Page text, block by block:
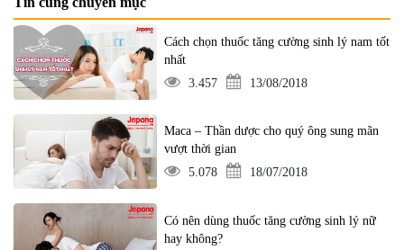
Cách chọn thuốc tăng cường sinh lý nam tốt
nhất
3.457
13/08/2018
Maca – Thần dược cho quý ông sung mãn
vượt thời gian
5.078
18/07/2018
Có nên dùng thuốc tăng cường sinh lý nữ
hay không?